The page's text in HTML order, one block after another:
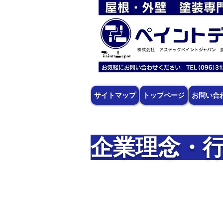
サイトマップ トップページ お問い合
企業理念・